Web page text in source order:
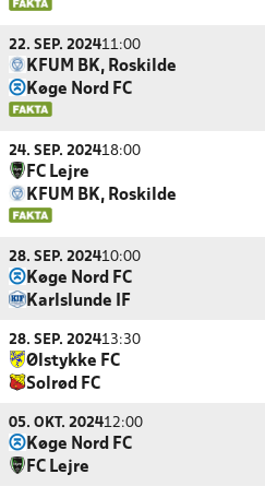
22. SEP. 202411:00
KFUM BK, Roskilde
Køge Nord FC
24. SEP. 202418:00
FC Lejre
KFUM BK, Roskilde
28. SEP. 202410:00
Køge Nord FC
Karlslunde IF
28. SEP. 202413:30
Ølstykke FC
Solrød FC
05. OKT. 202412:00
Køge Nord FC
FC Lejre